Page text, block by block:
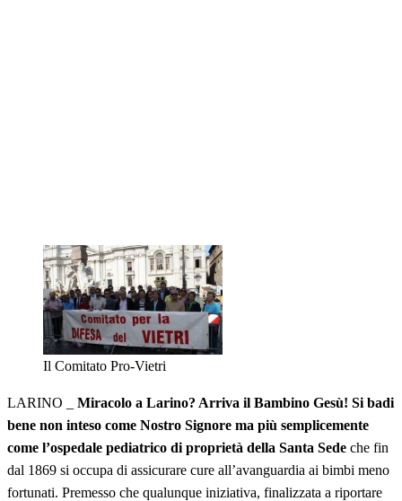
Il Comitato Pro-Vietri
LARINO _ Miracolo a Larino? Arriva il Bambino Gesù! Si badi
bene non inteso come Nostro Signore ma più semplicemente
come l’ospedale pediatrico di proprietà della Santa Sede che fin
dal 1869 si occupa di assicurare cure all’avanguardia ai bimbi meno
fortunati. Premesso che qualunque iniziativa, finalizzata a riportare